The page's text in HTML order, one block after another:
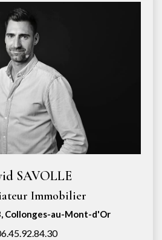
SAVOLLE
Immobilier
Collonges-au-Mont-d'Or